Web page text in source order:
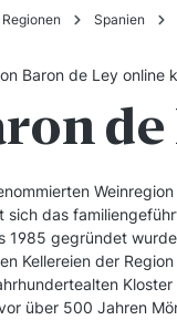
Spanien
Baron de Ley online
de
sich das
1985 gegründet
Kellereien der
über 500 Jahren